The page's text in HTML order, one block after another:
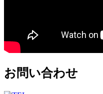
お問い合わせ